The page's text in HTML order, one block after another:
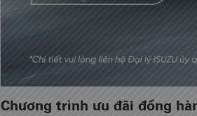
Chương trình ưu đãi đồng